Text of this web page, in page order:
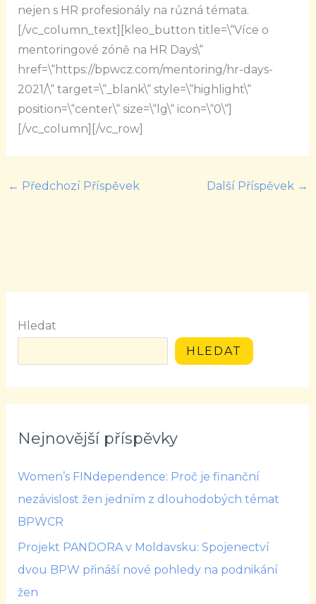
nejen s HR profesionály na různá témata.
[/vc_column_text][kleo_button title=\“Více o
mentoringové zóně na HR Days\“
href=\“https://bpwcz.com/mentoring/hr-days-
2021/\“ target=\“_blank\“ style=\“highlight\“
position=\“center\“ size=\“lg\“ icon=\“0\“]
[/vc_column][/vc_row]
← Předchozí Příspěvek Další Příspěvek →
Hledat
HLEDAT
Nejnovější příspěvky
Women’s FINdependence: Proč je finanční
nezávislost žen jedním z dlouhodobých témat
BPWCR
Projekt PANDORA v Moldavsku: Spojenectví
dvou BPW přináší nové pohledy na podnikání
žen